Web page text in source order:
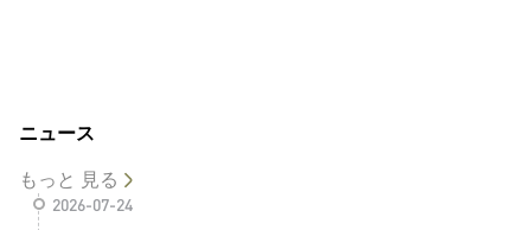
ニュース
もっと 見る
2026-07-24